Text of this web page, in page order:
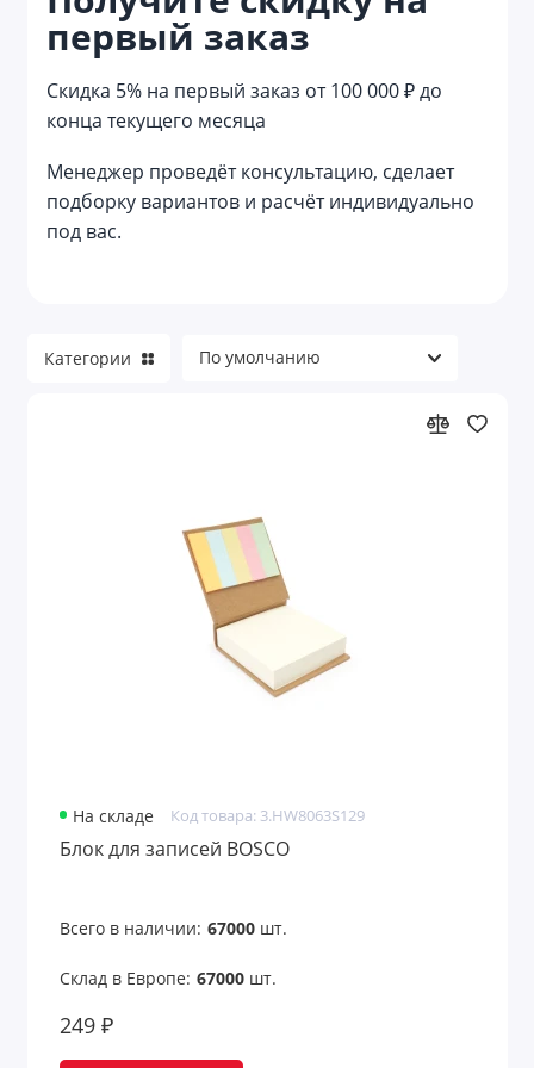
первый заказ
Скидка 5% на первый заказ от 100 000 ₽ до
конца текущего месяца
Менеджер проведёт консультацию, сделает
подборку вариантов и расчёт индивидуально
под вас.
Записные книжки
Календари
Канцелярские наборы и товары для
творчества
Наборы карандашей
Настольные календари
Папки
Папки для документов
Папки с блокнотом
Пеналы
Категории
На складе Код товара: 3.HW8063S129
Блок для записей BOSCO
Всего в наличии: 67000шт.
Склад в Европе: 67000шт.
249 ₽